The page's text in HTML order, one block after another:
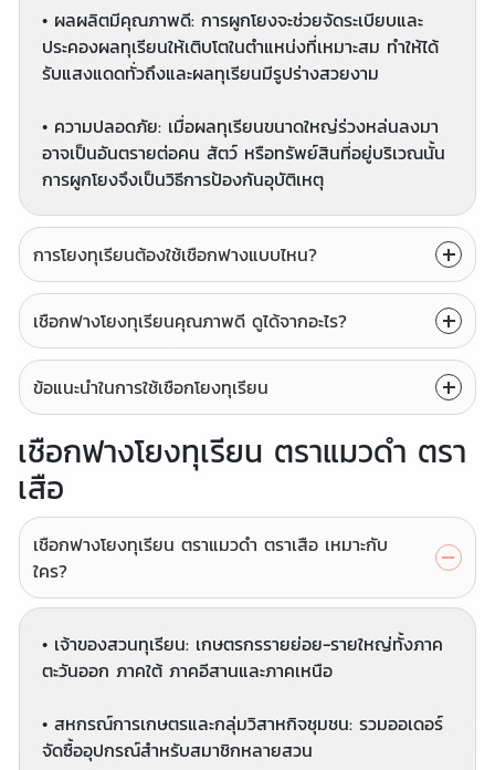
• ผลผลิตมีคุณภาพดี: การผูกโยงจะช่วยจัดระเบียบและ
ประคองผลทุเรียนให้เติบโตในตำแหน่งที่เหมาะสม ทำให้ได้
รับแสงแดดทั่วถึงและผลทุเรียนมีรูปร่างสวยงาม
• ความปลอดภัย: เมื่อผลทุเรียนขนาดใหญ่ร่วงหล่นลงมา
อาจเป็นอันตรายต่อคน สัตว์ หรือทรัพย์สินที่อยู่บริเวณนั้น
การผูกโยงจึงเป็นวิธีการป้องกันอุบัติเหตุ
การโยงทุเรียนต้องใช้เชือกฟางแบบไหน?
เชือกฟางโยงทุเรียนคุณภาพดี ดูได้จากอะไร?
ข้อแนะนำในการใช้เชือกโยงทุเรียน
เชือกฟางโยงทุเรียน ตราแมวดำ ตรา
เสือ
เชือกฟางโยงทุเรียน ตราแมวดำ ตราเสือ เหมาะกับ
ใคร?
• เจ้าของสวนทุเรียน: เกษตรกรรายย่อย-รายใหญ่ทั้งภาค
ตะวันออก ภาคใต้ ภาคอีสานและภาคเหนือ
• สหกรณ์การเกษตรและกลุ่มวิสาหกิจชุมชน: รวมออเดอร์
จัดซื้ออุปกรณ์สำหรับสมาชิกหลายสวน